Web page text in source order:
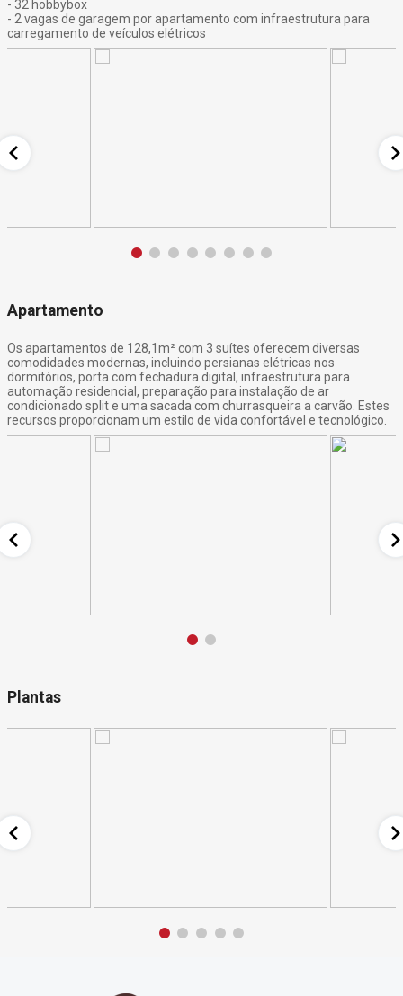
- 32 hobbybox
- 2 vagas de garagem por apartamento com infraestrutura para
carregamento de veículos elétricos
Apartamento
Os apartamentos de 128,1m² com 3 suítes oferecem diversas
comodidades modernas, incluindo persianas elétricas nos
dormitórios, porta com fechadura digital, infraestrutura para
automação residencial, preparação para instalação de ar
condicionado split e uma sacada com churrasqueira a carvão. Estes
recursos proporcionam um estilo de vida confortável e tecnológico.
Plantas